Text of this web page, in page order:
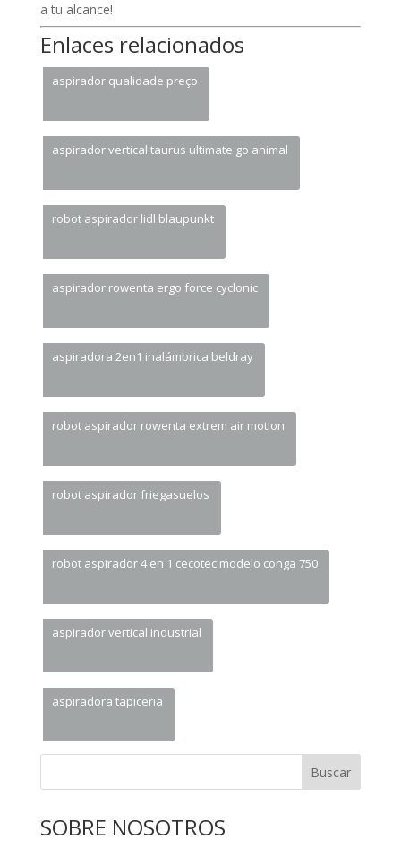
a tu alcance!
Enlaces relacionados
aspirador qualidade preço
aspirador vertical taurus ultimate go animal
robot aspirador lidl blaupunkt
aspirador rowenta ergo force cyclonic
aspiradora 2en1 inalámbrica beldray
robot aspirador rowenta extrem air motion
robot aspirador friegasuelos
robot aspirador 4 en 1 cecotec modelo conga 750
aspirador vertical industrial
aspiradora tapiceria
Buscar
SOBRE NOSOTROS